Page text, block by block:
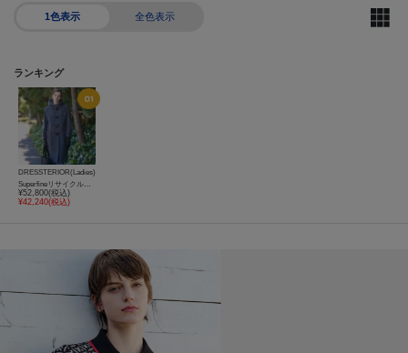
1色表示 全色表示
ランキング
DRESSTERIOR(Ladies)
¥52,800(税込)
¥42,240(税込)